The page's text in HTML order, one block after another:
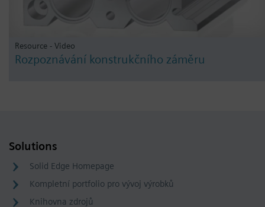
Resource - Video
Rozpoznávání konstrukčního záměru
Solutions
Solid Edge Homepage
Kompletní portfolio pro vývoj výrobků
Knihovna zdrojů